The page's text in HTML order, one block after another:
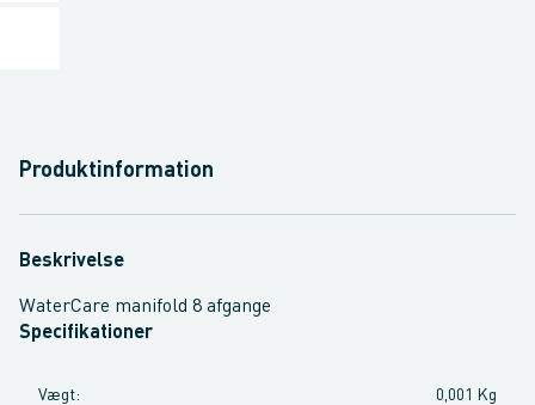
Produktinformation
Beskrivelse
WaterCare manifold 8 afgange
Specifikationer
Vægt: 0,001 Kg